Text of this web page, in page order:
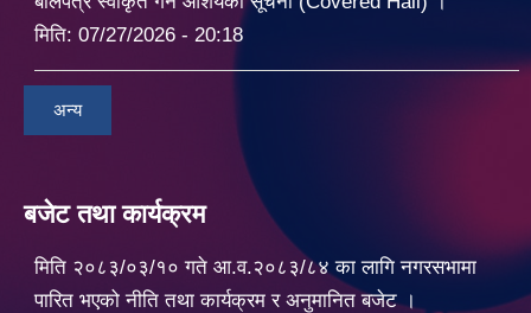
मिति: 07/27/2026 - 20:18
अन्य
बजेट तथा कार्यक्रम
मिति २०८३/०३/१० गते आ.व.२०८३/८४ का लागि नगरसभामा
पारित भएको नीति तथा कार्यक्रम र अनुमानित बजेट ।